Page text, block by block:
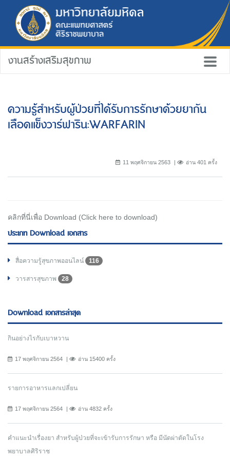
งานสร้างเสริมสุขภาพ
ความรู้สำหรับผู้ป่วยที่ได้รับการรักษาด้วยยากัน
เลือดแข็งวาร์ฟาริน:WARFARIN
11 พฤศจิกายน 2563 อ่าน 401 ครั้ง
คลิกที่นี่เพื่อ Download (Click here to download)
ประเภท Download เอกสาร
สื่อความรู้สุขภาพออนไลน์ 116
วารสารสุขภาพ 28
Download เอกสารล่าสุด
กินอย่างไรกับเบาหวาน
17 พฤศจิกายน 2564 อ่าน 15400 ครั้ง
รายการอาหารแลกเปลี่ยน
17 พฤศจิกายน 2564 อ่าน 4832 ครั้ง
คำแนะนำเรื่องยา สำหรับผู้ป่วยที่จะเข้ารับการรักษา หรือ มีนัดผ่าตัดในโรง
พยาบาลศิริราช